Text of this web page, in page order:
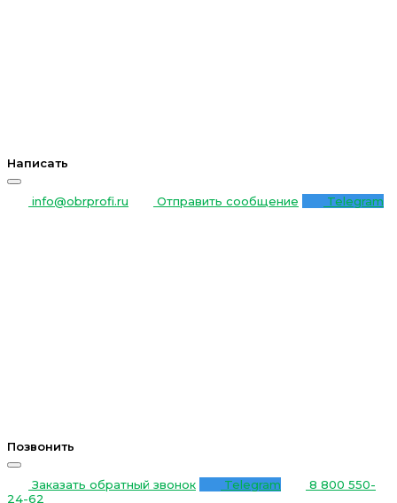
Написать
info@obrprofi.ru Отправить сообщение Telegram
Позвонить
Заказать обратный звонок Telegram
8 800 550-
24-62